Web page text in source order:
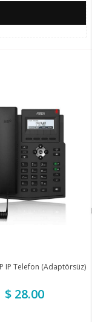
IP Telefon (Adaptörsüz)
$ 28.00